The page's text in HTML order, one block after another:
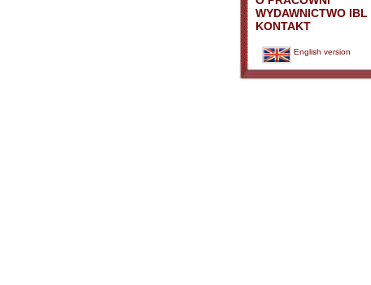
WYDAWNICTWO IBL
KONTAKT
English version